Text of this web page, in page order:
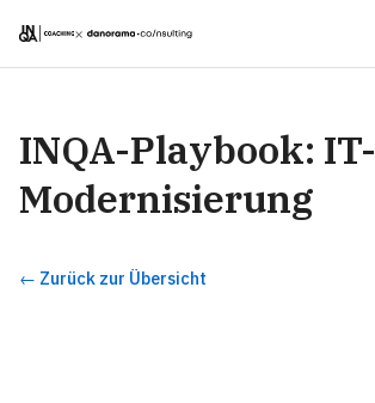
×
INQA-Playbook: IT-
Modernisierung
← Zurück zur Übersicht